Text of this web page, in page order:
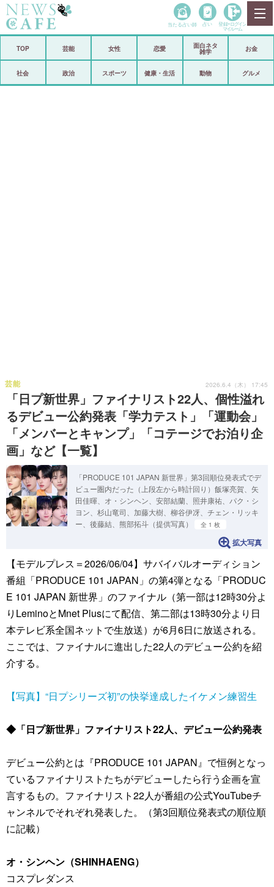
政治
当たる占い師 占い 登録• ログイン
マイルーム
TOP 芸能 女性 恋愛
面白ネタ
雑学
お金
社会 政治 スポーツ 健康・生活 動物 グルメ
「日プ新世界」ファイナリスト22人、個性溢れ
るデビュー公約発表「学力テスト」「運動会」
「メンバーとキャンプ」「コテージでお泊り企
画」など【一覧】
芸能 2026.6.4（木） 17:45
「PRODUCE 101 JAPAN 新世界」第3回順位発表式でデ
ビュー圏内だった（上段左から時計回り）飯塚亮賀、矢
田佳暉、オ・シンヘン、安部結蘭、照井康祐、パク・シ
ヨン、杉山竜司、加藤大樹、柳谷伊冴、チェン・リッキ
ー、後藤結、熊部拓斗（提供写真）
全 1 枚
拡大写真
【モデルプレス＝2026/06/04】サバイバルオーディション
番組「PRODUCE 101 JAPAN」の第4弾となる「PRODUC
E 101 JAPAN 新世界」のファイナル（第一部は12時30分よ
りLeminoとMnet Plusにて配信、第二部は13時30分より日
本テレビ系全国ネットで生放送）が6月6日に放送される。
ここでは、ファイナルに進出した22人のデビュー公約を紹
介する。
【写真】“日プシリーズ初”の快挙達成したイケメン練習生
◆「日プ新世界」ファイナリスト22人、デビュー公約発表
デビュー公約とは『PRODUCE 101 JAPAN』で恒例となっ
ているファイナリストたちがデビューしたら行う企画を宣
言するもの。ファイナリスト22人が番組の公式YouTubeチ
ャンネルでそれぞれ発表した。（第3回順位発表式の順位順
に記載）
オ・シンヘン（SHINHAENG）
コスプレダンス